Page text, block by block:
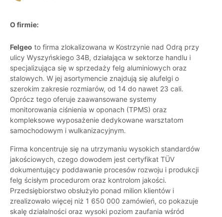
O firmie:
Felgeo to firma zlokalizowana w Kostrzynie nad Odrą przy
ulicy Wyszyńskiego 34B, działająca w sektorze handlu i
specjalizująca się w sprzedaży felg aluminiowych oraz
stalowych. W jej asortymencie znajdują się alufelgi o
szerokim zakresie rozmiarów, od 14 do nawet 23 cali.
Oprócz tego oferuje zaawansowane systemy
monitorowania ciśnienia w oponach (TPMS) oraz
kompleksowe wyposażenie dedykowane warsztatom
samochodowym i wulkanizacyjnym.
Firma koncentruje się na utrzymaniu wysokich standardów
jakościowych, czego dowodem jest certyfikat TÜV
dokumentujący poddawanie procesów rozwoju i produkcji
felg ścisłym procedurom oraz kontrolom jakości.
Przedsiębiorstwo obsłużyło ponad milion klientów i
zrealizowało więcej niż 1 650 000 zamówień, co pokazuje
skalę działalności oraz wysoki poziom zaufania wśród